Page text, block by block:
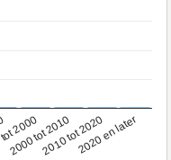
2000
2000 tot 20102010 tot 20202020 en later